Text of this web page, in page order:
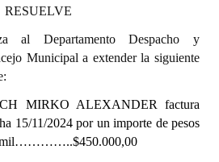
RESUELVE
al Departamento Despacho y
Municipal a extender la siguiente
MIRKO ALEXANDER factura
15/11/2024 por un importe de pesos
mil…………..$450.000,00